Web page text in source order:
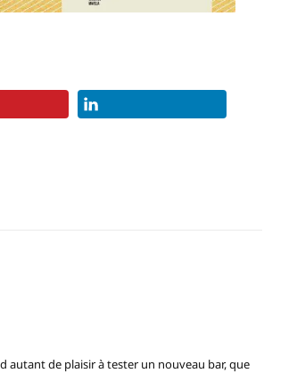
autant de plaisir à tester un nouveau bar, que